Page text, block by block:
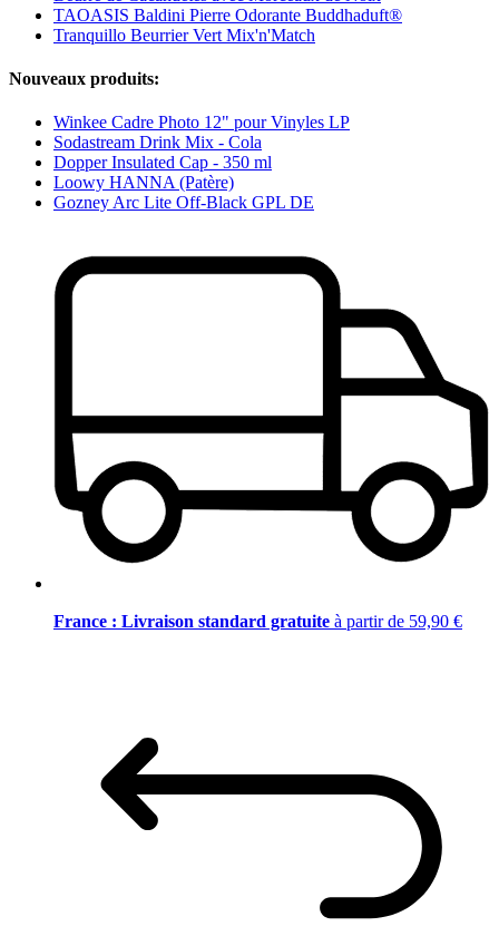
TAOASIS Baldini Pierre Odorante Buddhaduft®
Tranquillo Beurrier Vert Mix'n'Match
Nouveaux produits:
Winkee Cadre Photo 12" pour Vinyles LP
Sodastream Drink Mix - Cola
Dopper Insulated Cap - 350 ml
Loowy HANNA (Patère)
Gozney Arc Lite Off-Black GPL DE
France : Livraison standard gratuite à partir de 59,90 €